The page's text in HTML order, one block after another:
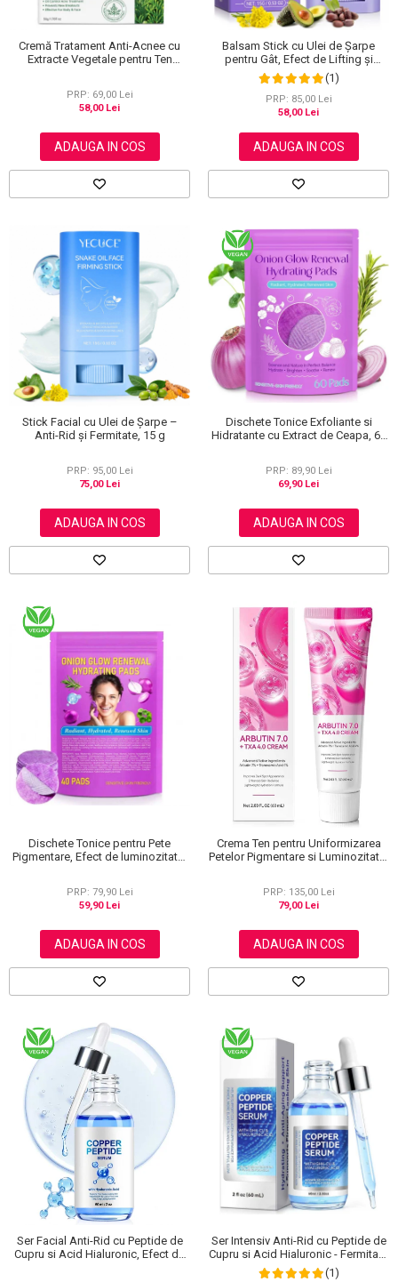
Cremă Tratament Anti-Acnee cu
Extracte Vegetale pentru Ten
PRP: 69,00 Lei
58,00 Lei
ADAUGA IN COS
Balsam Stick cu Ulei de Șarpe
pentru Gât, Efect de Lifting și
Fermitate, 15 g
(1)
PRP: 85,00 Lei
58,00 Lei
ADAUGA IN COS
Stick Facial cu Ulei de Șarpe –
Anti-Rid și Fermitate, 15 g
PRP: 95,00 Lei
75,00 Lei
ADAUGA IN COS
Dischete Tonice Exfoliante si
Hidratante cu Extract de Ceapa, 60
PRP: 89,90 Lei
69,90 Lei
ADAUGA IN COS
Dischete Tonice pentru Pete
Pigmentare, Efect de luminozitate,
PRP: 79,90 Lei
59,90 Lei
ADAUGA IN COS
Crema Ten pentru Uniformizarea
Petelor Pigmentare si Luminozitate,
PRP: 135,00 Lei
79,00 Lei
ADAUGA IN COS
Ser Facial Anti-Rid cu Peptide de
Cupru si Acid Hialuronic, Efect de
Ser Intensiv Anti-Rid cu Peptide de
Cupru si Acid Hialuronic - Fermitate
si Hidratare, 60 ml
(1)